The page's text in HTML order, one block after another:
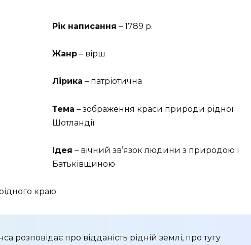
Рік написання – 1789 р.
Жанр – вірш
Лірика – патріотична
Тема – зображення краси природи рідної
Шотландії
Ідея – вічний зв’язок людини з природою і
Батьківщиною
краю
розповідає про відданість рідній землі, про тугу